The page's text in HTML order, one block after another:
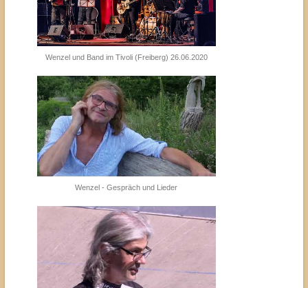
Wenzel und Band im Tivoli (Freiberg) 26.06.2020
Wenzel - Gespräch und Lieder